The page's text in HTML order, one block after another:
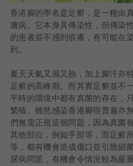
香港腳的學名是足癬，是一種由
膚病。它本身具傳染性，但傳染
的患者並不感到痕癢，有可能在
到。
夏天天氣又濕又熱，加上腳汗亦
足癬的高峰期。而其實足癬並不
平時的環境中都有真菌的存在，
繁殖。雖然感染香港腳很普遍亦
們無需正視這個問題，因為真菌
其他部位，例如手部等，而足癬
等，都有機會造成傷口並引致細
尿病問題，有機會令情況較為嚴